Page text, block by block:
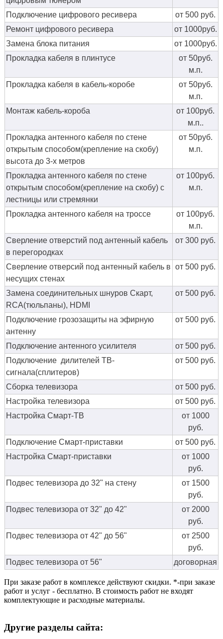
Подключение цифрового ресивера
от 500 руб.
Ремонт цифрового ресивера
от 1000руб.
Замена блока питания
от 1000руб.
Прокладка кабеля в плинтусе
от 50руб.
м.п.
Прокладка кабеля в кабель-коробе
от 50руб.
м.п.
Монтаж кабель-короба
от 100руб.
м.п..
Прокладка антенного кабеля по стене
открытым способом(крепление на скобу)
высота до 3-х метров
от 50руб.
м.п.
Прокладка антенного кабеля по стене
открытым способом(крепление на скобу) с
лестницы или стремянки
от 100руб.
м.п.
Прокладка антенного кабеля на троссе
от 100руб.
м.п.
Сверление отверстий под антенный кабель
в перегородках
от 300 руб.
Сверление отверсий под антенный кабель в
несущих стенах
от 500 руб.
Замена соединительных шнуров Скарт,
RCA(тюльпаны), HDMI
от 500 руб.
Подключение грозозащиты на эфирную
антенну
от 500 руб.
Подключение антенного усилителя
от 500 руб.
Подключение дилителей ТВ-
сигнала(сплитеров)
от 500 руб.
Сборка телевизора
от 500 руб.
Настройка телевизора
от 500 руб.
Настройка Смарт-ТВ
от 1000
руб.
Подключение Смарт-приставки
от 500 руб.
Настройка Смарт-приставки
от 1000
руб.
Подвес телевизора до 32" на стену
от 1500
руб.
Подвес телевизора от 32" до 42"
от 2000
руб.
Подвес телевизора от 42" до 56"
от 2500
руб.
Подвес телевизора от 56"
договорная
При заказе работ в комплексе действуют скидки. *-при заказе
работ и услуг - бесплатно. В стоимость работ не входят
комплектующие и расходные материалы.
Другие разделы сайта: